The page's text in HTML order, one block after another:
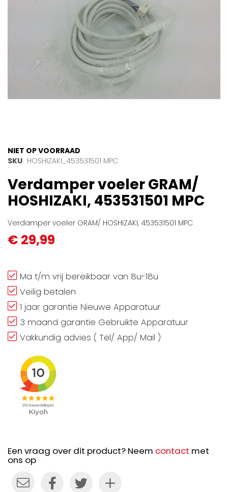
Ga
naar
begin
van
de
gallerij
NIET OP VOORRAAD
SKU HOSHIZAKI_453531501 MPC
Verdamper voeler GRAM/
HOSHIZAKI, 453531501 MPC
Verdamper voeler GRAM/ HOSHIZAKI, 453531501 MPC
€ 29,99
Ma t/m vrij bereikbaar van 8u-18u
Veilig betalen
1 jaar garantie Nieuwe Apparatuur
3 maand garantie Gebruikte Apparatuur
Vakkundig advies ( Tel/ App/ Mail )
Een vraag over dit product? Neem contact met
ons op